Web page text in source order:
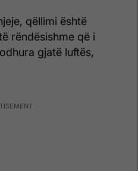
qëllimi është
rëndësishme që i
gjatë luftës,